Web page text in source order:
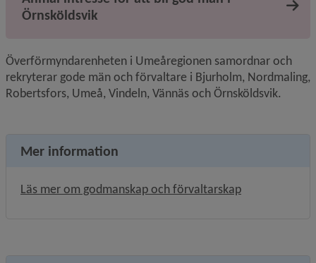
Örnsköldsvik
Överförmyndarenheten i Umeåregionen samordnar och
rekryterar gode män och förvaltare i Bjurholm, Nordmaling,
Robertsfors, Umeå, Vindeln, Vännäs och Örnsköldsvik.
Mer information
Läs mer om godmanskap och förvaltarskap